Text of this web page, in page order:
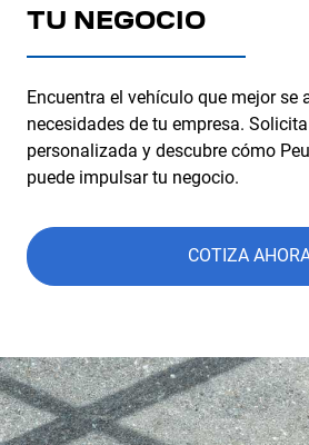
TU NEGOCIO
Encuentra el vehículo que mejor se
necesidades de tu empresa.
personalizada y descubre cómo
puede impulsar tu negocio.
COTIZA